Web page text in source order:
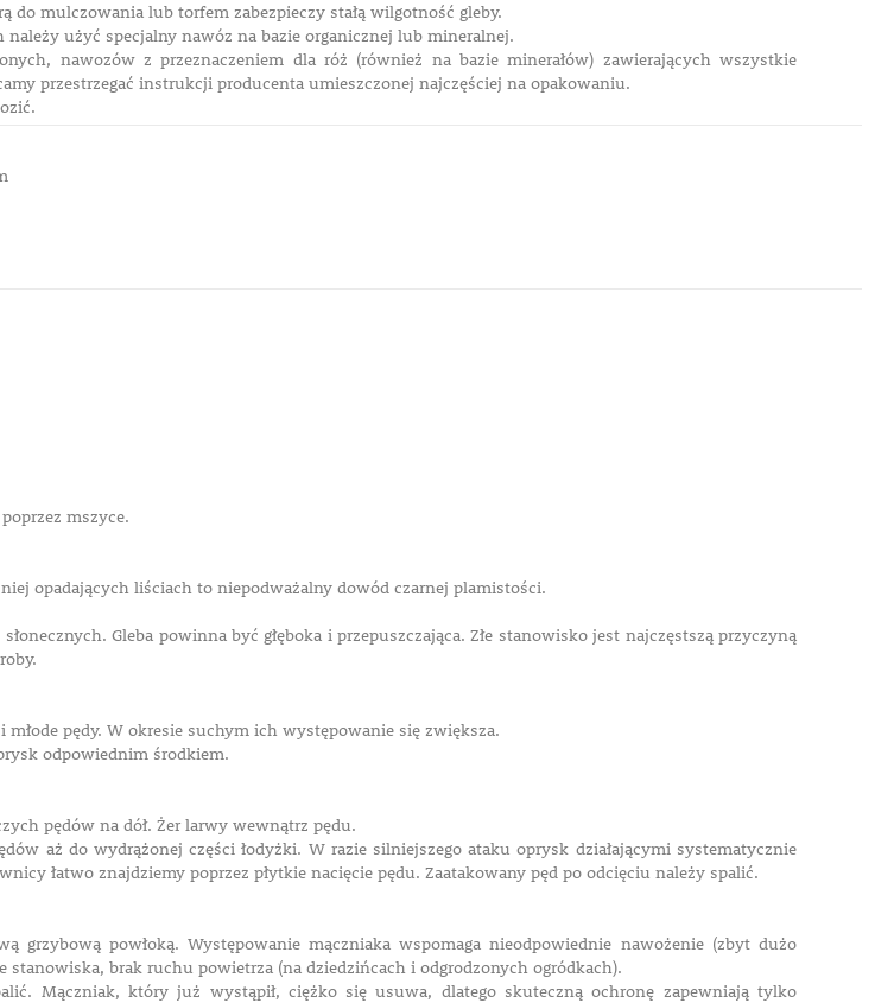
do mulczowania lub torfem zabezpieczy stałą wilgotność gleby.
użyć specjalny nawóz na bazie organicznej lub mineralnej.
nawozów z przeznaczeniem dla róż (również na bazie minerałów) zawierających wszystkie
przestrzegać instrukcji producenta umieszczonej najczęściej na opakowaniu.
mszyce.
opadających liściach to niepodważalny dowód czarnej plamistości.
Gleba powinna być głęboka i przepuszczająca. Złe stanowisko jest najczęstszą przyczyną
pędy. W okresie suchym ich występowanie się zwiększa.
odpowiednim środkiem.
pędów na dół. Żer larwy wewnątrz pędu.
aż do wydrążonej części łodyżki. W razie silniejszego ataku oprysk działającymi systematycznie
łatwo znajdziemy poprzez płytkie nacięcie pędu. Zaatakowany pęd po odcięciu należy spalić.
grzybową powłoką. Występowanie mączniaka wspomaga nieodpowiednie nawożenie (zbyt dużo
stanowiska, brak ruchu powietrza (na dziedzińcach i odgrodzonych ogródkach).
Mączniak, który już wystąpił, ciężko się usuwa, dlatego skuteczną ochronę zapewniają tylko